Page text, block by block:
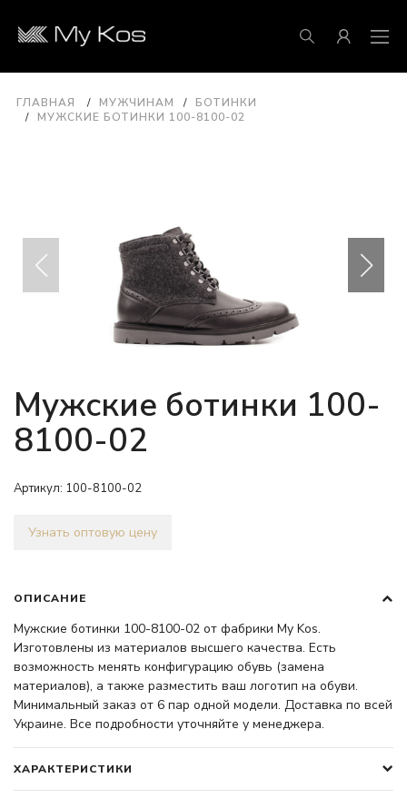
ГЛАВНАЯ МУЖЧИНАМ
БОТИНКИ
МУЖСКИЕ БОТИНКИ 100-8100-02
Мужские ботинки 100-
8100-02
Артикул: 100-8100-02
Узнать оптовую цену
ОПИСАНИЕ
Мужские ботинки 100-8100-02 от фабрики My Kos.
Изготовлены из материалов высшего качества. Есть
возможность менять конфигурацию обувь (замена
материалов), а также разместить ваш логотип на обуви.
Минимальный заказ от 6 пар одной модели. Доставка по всей
Украине. Все подробности уточняйте у менеджера.
ХАРАКТЕРИСТИКИ